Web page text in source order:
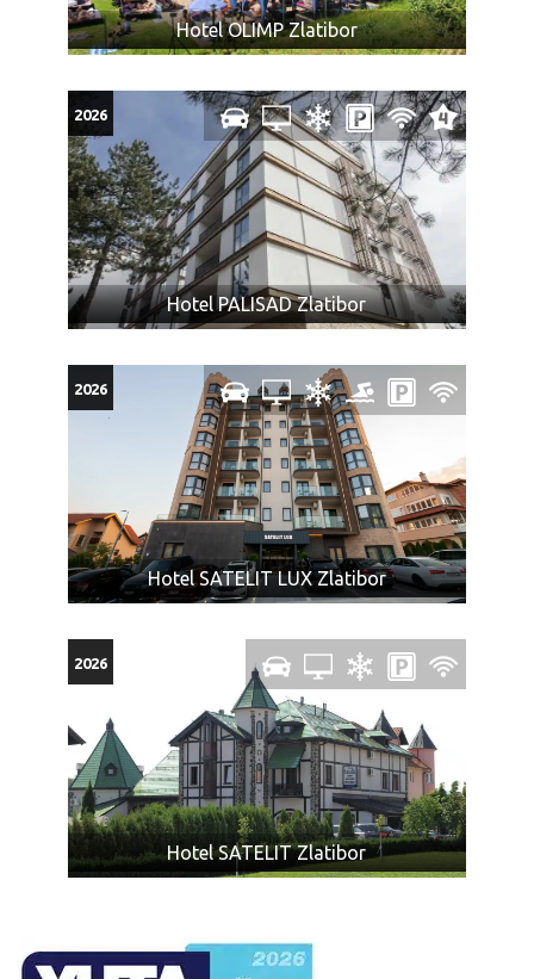
Hotel OLIMP Zlatibor
Hotel PALISAD Zlatibor
2026
Hotel SATELIT LUX Zlatibor
2026
Hotel SATELIT Zlatibor
2026